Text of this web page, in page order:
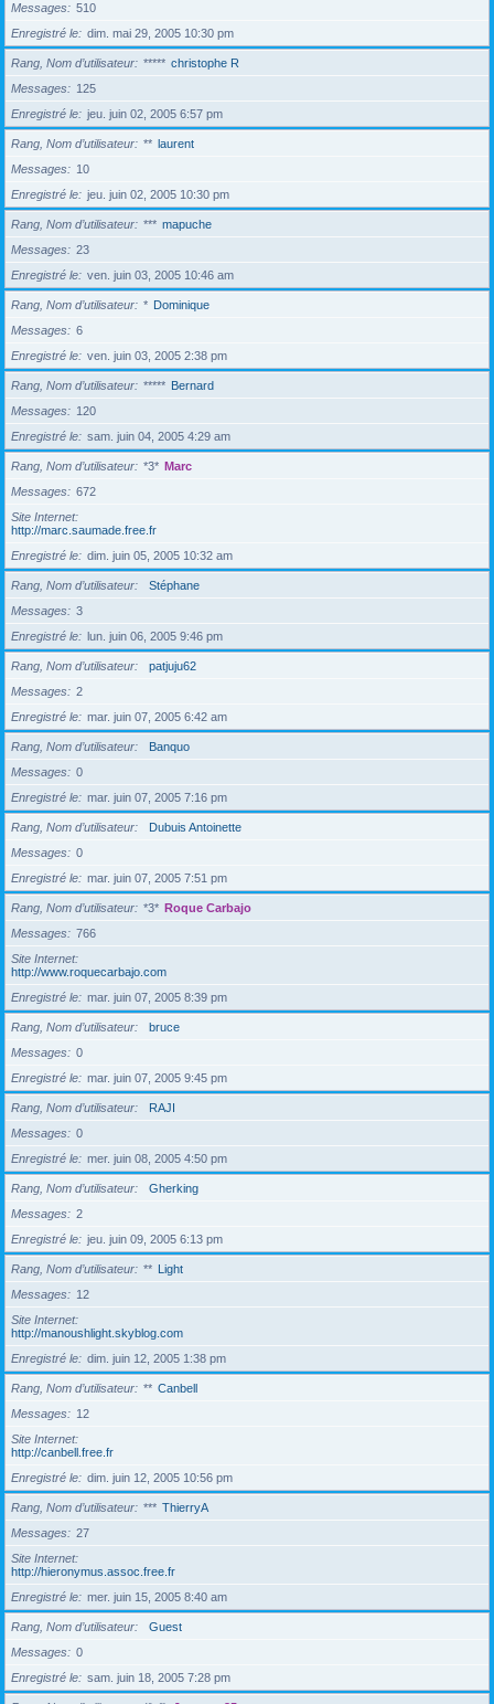
Messages
510
Enregistré le
dim. mai 29, 2005 10:30 pm
Rang, Nom d’utilisateur ***** christophe R
Messages
125
Enregistré le
jeu. juin 02, 2005 6:57 pm
Rang, Nom d’utilisateur ** laurent
Messages
10
Enregistré le
jeu. juin 02, 2005 10:30 pm
Rang, Nom d’utilisateur *** mapuche
Messages
23
Enregistré le
ven. juin 03, 2005 10:46 am
Rang, Nom d’utilisateur * Dominique
Messages
6
Enregistré le
ven. juin 03, 2005 2:38 pm
Rang, Nom d’utilisateur ***** Bernard
Messages
120
Enregistré le
sam. juin 04, 2005 4:29 am
Rang, Nom d’utilisateur *3* Marc
Messages
672
Site Internet
http://marc.saumade.free.fr
Enregistré le
dim. juin 05, 2005 10:32 am
Rang, Nom d’utilisateur
Stéphane
Messages
3
Enregistré le
lun. juin 06, 2005 9:46 pm
Rang, Nom d’utilisateur
patjuju62
Messages
2
Enregistré le
mar. juin 07, 2005 6:42 am
Rang, Nom d’utilisateur
Banquo
Messages
0
Enregistré le
mar. juin 07, 2005 7:16 pm
Rang, Nom d’utilisateur
Dubuis Antoinette
Messages
0
Enregistré le
mar. juin 07, 2005 7:51 pm
Rang, Nom d’utilisateur *3* Roque Carbajo
Messages
766
Site Internet
http://www.roquecarbajo.com
Enregistré le
mar. juin 07, 2005 8:39 pm
Rang, Nom d’utilisateur
bruce
Messages
0
Enregistré le
mar. juin 07, 2005 9:45 pm
Rang, Nom d’utilisateur
RAJI
Messages
0
Enregistré le
mer. juin 08, 2005 4:50 pm
Rang, Nom d’utilisateur
Gherking
Messages
2
Enregistré le
jeu. juin 09, 2005 6:13 pm
Rang, Nom d’utilisateur ** Light
Messages
12
Site Internet
http://manoushlight.skyblog.com
Enregistré le
dim. juin 12, 2005 1:38 pm
Rang, Nom d’utilisateur ** Canbell
Messages
12
Site Internet
http://canbell.free.fr
Enregistré le
dim. juin 12, 2005 10:56 pm
Rang, Nom d’utilisateur *** ThierryA
Messages
27
Site Internet
http://hieronymus.assoc.free.fr
Enregistré le
mer. juin 15, 2005 8:40 am
Rang, Nom d’utilisateur
Guest
Messages
0
Enregistré le
sam. juin 18, 2005 7:28 pm